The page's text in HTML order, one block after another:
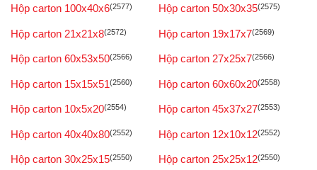
Hộp carton 100x40x6(2577) Hộp carton 50x30x35(2575)
Hộp carton 21x21x8(2572) Hộp carton 19x17x7(2569)
Hộp carton 60x53x50(2566) Hộp carton 27x25x7(2566)
Hộp carton 15x15x51(2560) Hộp carton 60x60x20(2558)
Hộp carton 10x5x20(2554) Hộp carton 45x37x27(2553)
Hộp carton 40x40x80(2552) Hộp carton 12x10x12(2552)
Hộp carton 30x25x15(2550) Hộp carton 25x25x12(2550)